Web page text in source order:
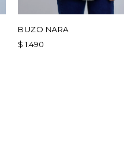
BUZO NARA
$ 1.490